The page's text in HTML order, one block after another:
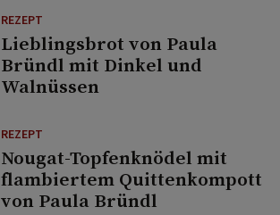
REZEPT
Lieblingsbrot von Paula
Bründl mit Dinkel und
Walnüssen
REZEPT
Nougat-Topfenknödel mit
flambiertem Quittenkompott
von Paula Bründl